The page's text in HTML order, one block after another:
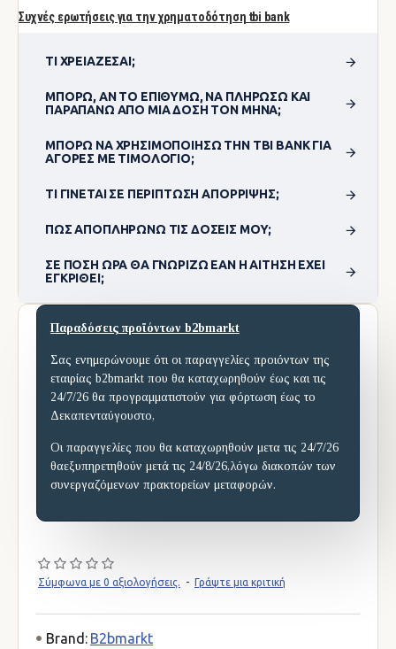
Συχνές ερωτήσεις για την χρηματοδότηση tbi bank
ΤΙ ΧΡΕΙΆΖΕΣΑΙ;
ΜΠΟΡΏ, ΑΝ ΤΟ ΕΠΙΘΥΜΏ, ΝΑ ΠΛΗΡΏΣΩ ΚΑΙ
ΠΑΡΑΠΆΝΩ ΑΠΌ ΜΊΑ ΔΌΣΗ ΤΟΝ ΜΉΝΑ;
ΜΠΟΡΏ ΝΑ ΧΡΗΣΙΜΟΠΟΊΗΣΩ ΤΗΝ TBI BANK ΓΙΑ
ΑΓΟΡΈΣ ΜΕ ΤΙΜΟΛΌΓΙΟ;
ΤΙ ΓΊΝΕΤΑΙ ΣΕ ΠΕΡΊΠΤΩΣΗ ΑΠΌΡΡΙΨΗΣ;
ΠΏΣ ΑΠΟΠΛΗΡΏΝΩ ΤΙΣ ΔΌΣΕΙΣ ΜΟΥ;
ΣΕ ΠΌΣΗ ΏΡΑ ΘΑ ΓΝΩΡΊΖΩ ΕΆΝ Η ΑΊΤΗΣΗ ΈΧΕΙ
ΕΓΚΡΙΘΕΊ;
Παραδόσεις προϊόντων b2bmarkt
Σας ενημερώνουμε ότι οι παραγγελίες προιόντων της
εταιρίας b2bmarkt που θα καταχωρηθούν έως και τις
24/7/26 θα προγραμματιστούν για φόρτωση έως το
Δεκαπενταύγουστο,
Οι παραγγελίες που θα καταχωρηθούν μετα τις 24/7/26
θαεξυπηρετηθούν μετά τις 24/8/26,λόγω διακοπών των
συνεργαζόμενων πρακτορείων μεταφορών.
Σύμφωνα με 0 αξιολογήσεις. - Γράψτε μια κριτική
Brand: B2bmarkt